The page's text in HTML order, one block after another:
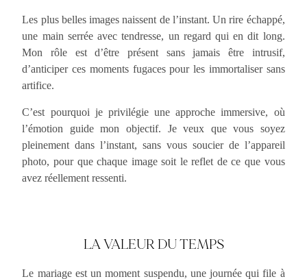
Les plus belles images naissent de l’instant. Un rire échappé,
une main serrée avec tendresse, un regard qui en dit long.
Mon rôle est d’être présent sans jamais être intrusif,
d’anticiper ces moments fugaces pour les immortaliser sans
artifice.
C’est pourquoi je privilégie une approche immersive, où
l’émotion guide mon objectif. Je veux que vous soyez
pleinement dans l’instant, sans vous soucier de l’appareil
photo, pour que chaque image soit le reflet de ce que vous
avez réellement ressenti.
LA VALEUR DU TEMPS
Le mariage est un moment suspendu, une journée qui file à